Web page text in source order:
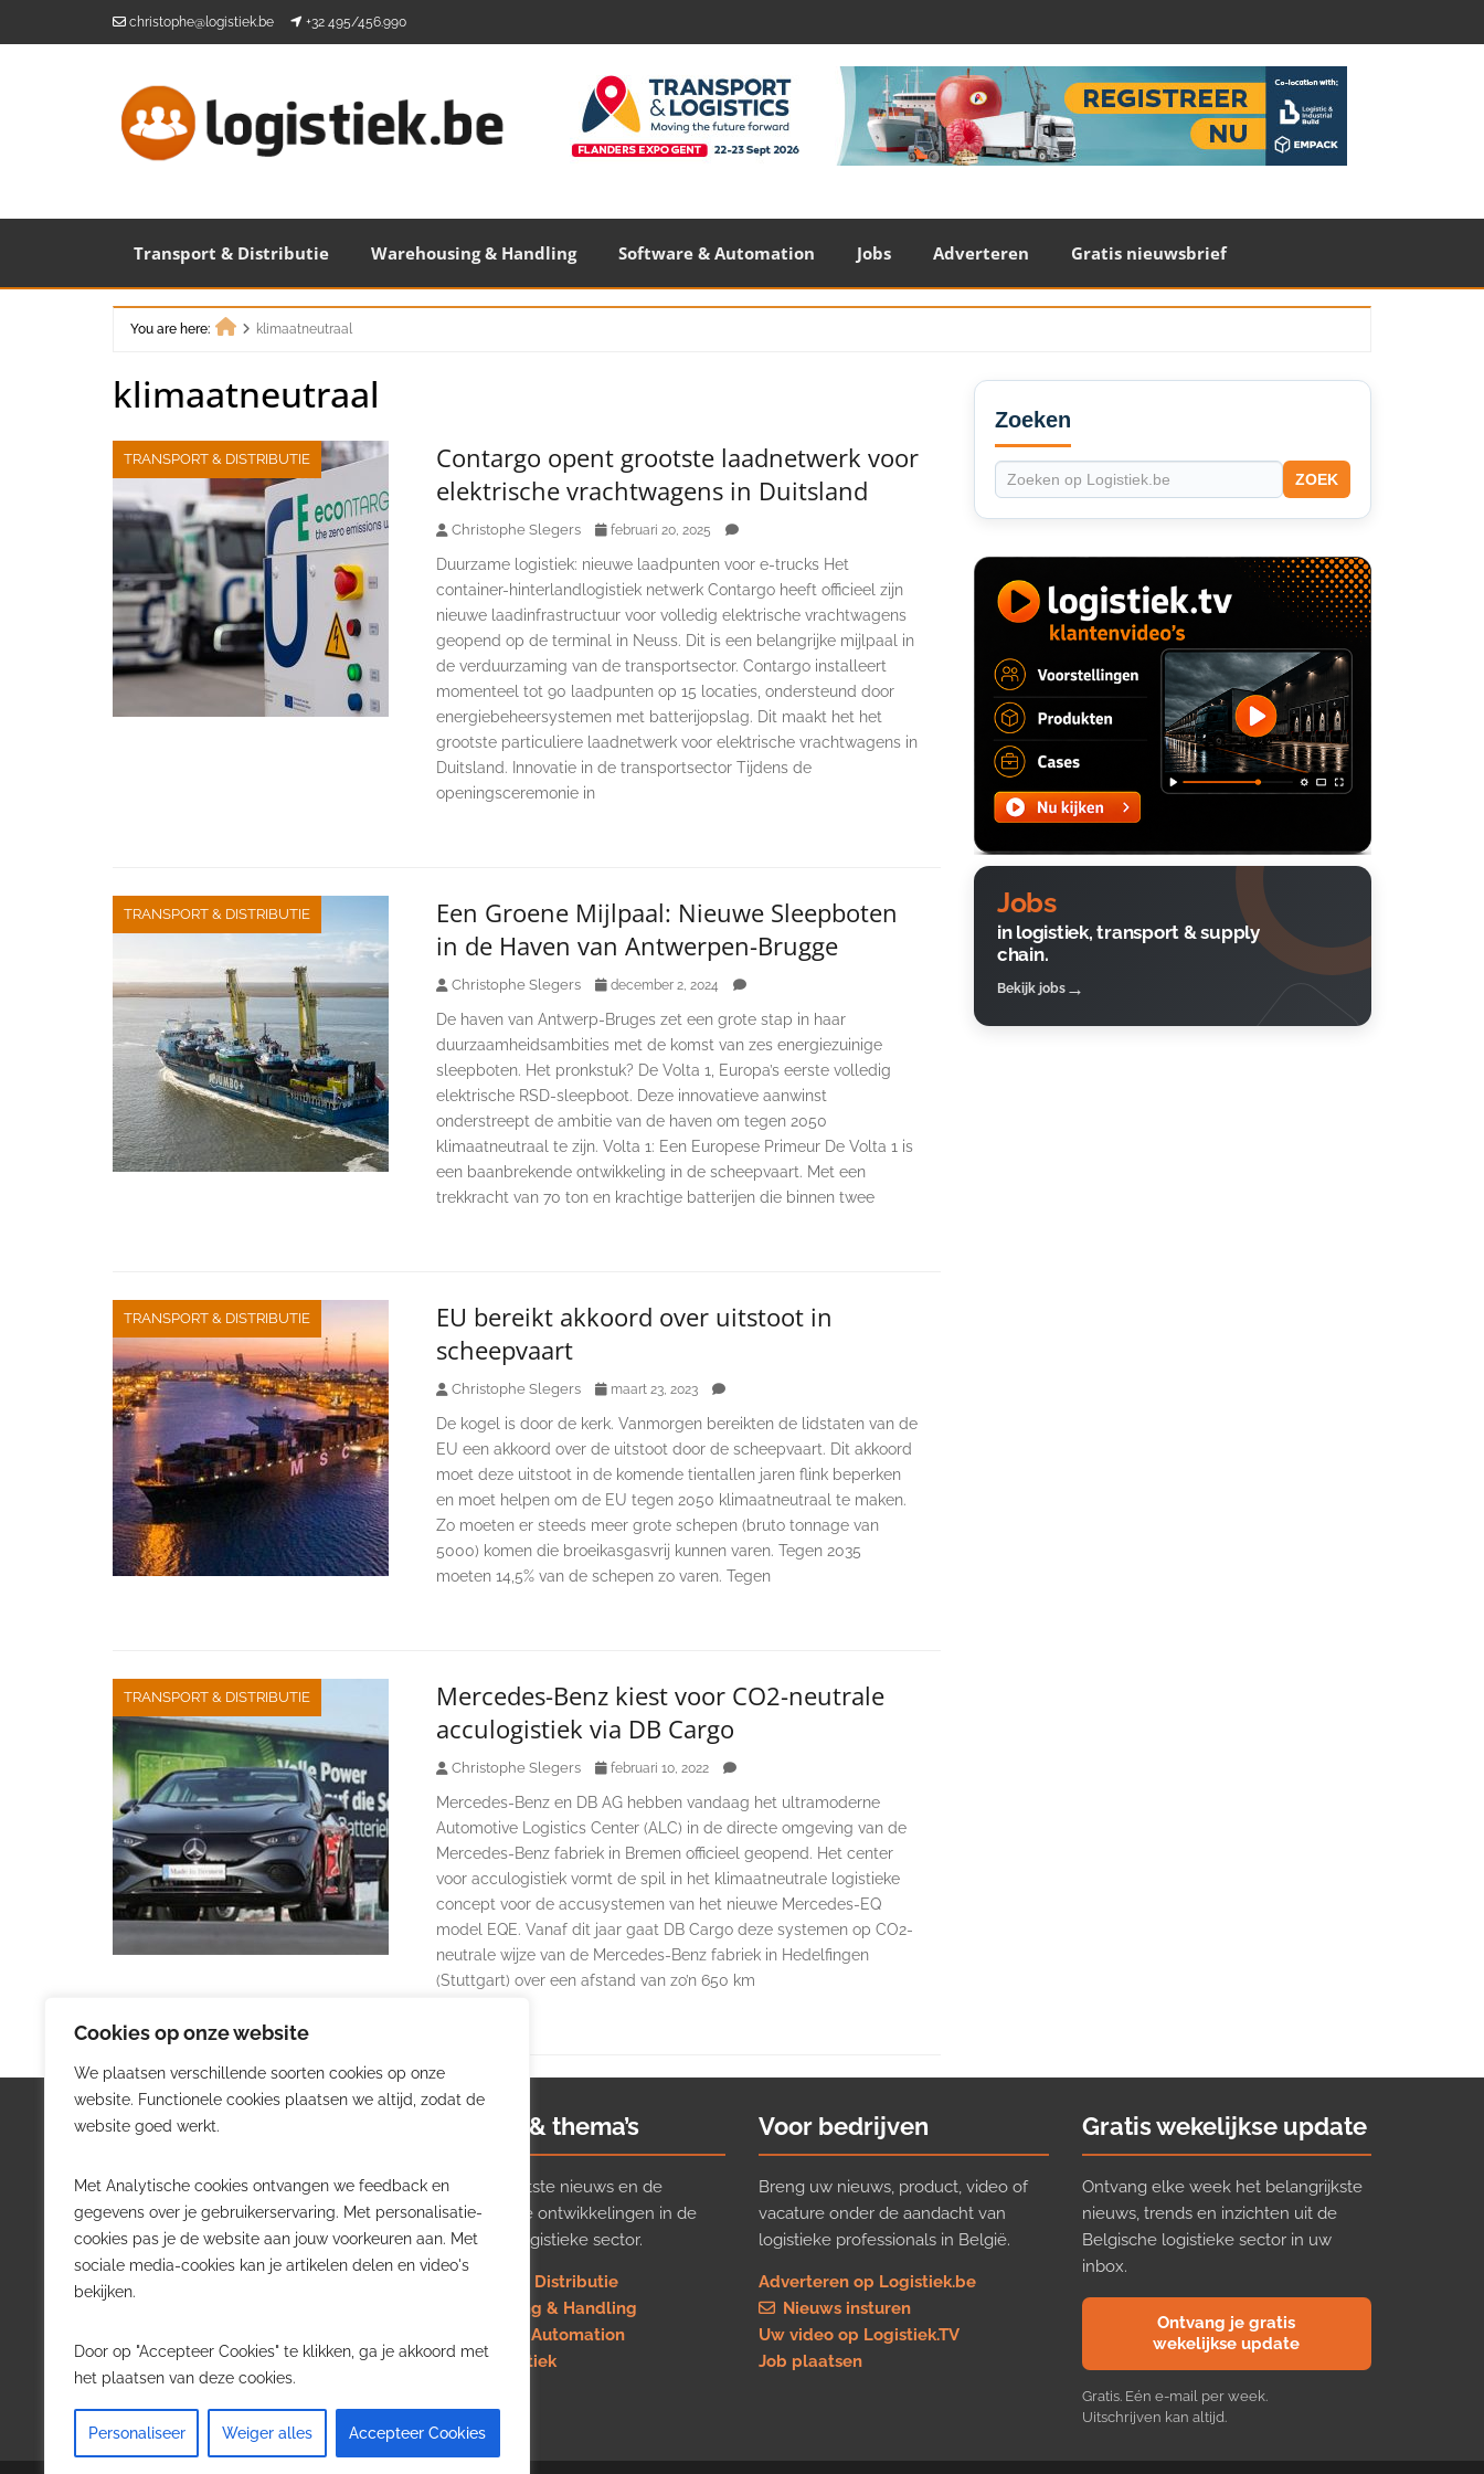
Cookies op onze website
We plaatsen verschillende soorten cookies op onze
website. Functionele cookies plaatsen we altijd, zodat de
website goed werkt.
Met Analytische cookies ontvangen we feedback en
gegevens over je gebruikerservaring. Met personalisatie-
cookies pas je de website aan jouw voorkeuren aan. Met
sociale media-cookies kan je artikelen delen en video's
bekijken.
Door op "Accepteer Cookies" te klikken, ga je akkoord met
het plaatsen van deze cookies.
Personaliseer Weiger alles Accepteer Cookies
christophe@logistiek.be +32 495/456.990
Transport & Distributie Warehousing & Handling Software & Automation Jobs Adverteren Gratis nieuwsbrief
You are here:
klimaatneutraal
klimaatneutraal
TRANSPORT & DISTRIBUTIE
Contargo opent grootste laadnetwerk voor
elektrische vrachtwagens in Duitsland
Christophe Slegers februari 20, 2025
Duurzame logistiek: nieuwe laadpunten voor e-trucks Het
container-hinterlandlogistiek netwerk Contargo heeft officieel zijn
nieuwe laadinfrastructuur voor volledig elektrische vrachtwagens
geopend op de terminal in Neuss. Dit is een belangrijke mijlpaal in
de verduurzaming van de transportsector. Contargo installeert
momenteel tot 90 laadpunten op 15 locaties, ondersteund door
energiebeheersystemen met batterijopslag. Dit maakt het het
grootste particuliere laadnetwerk voor elektrische vrachtwagens in
Duitsland. Innovatie in de transportsector Tijdens de
openingsceremonie in
TRANSPORT & DISTRIBUTIE
Een Groene Mijlpaal: Nieuwe Sleepboten
in de Haven van Antwerpen-Brugge
Christophe Slegers december 2, 2024
De haven van Antwerp-Bruges zet een grote stap in haar
duurzaamheidsambities met de komst van zes energiezuinige
sleepboten. Het pronkstuk? De Volta 1, Europa’s eerste volledig
elektrische RSD-sleepboot. Deze innovatieve aanwinst
onderstreept de ambitie van de haven om tegen 2050
klimaatneutraal te zijn. Volta 1: Een Europese Primeur De Volta 1 is
een baanbrekende ontwikkeling in de scheepvaart. Met een
trekkracht van 70 ton en krachtige batterijen die binnen twee
TRANSPORT & DISTRIBUTIE
EU bereikt akkoord over uitstoot in
scheepvaart
Christophe Slegers maart 23, 2023
De kogel is door de kerk. Vanmorgen bereikten de lidstaten van de
EU een akkoord over de uitstoot door de scheepvaart. Dit akkoord
moet deze uitstoot in de komende tientallen jaren flink beperken
en moet helpen om de EU tegen 2050 klimaatneutraal te maken.
Zo moeten er steeds meer grote schepen (bruto tonnage van
5000) komen die broeikasgasvrij kunnen varen. Tegen 2035
moeten 14,5% van de schepen zo varen. Tegen
TRANSPORT & DISTRIBUTIE
Mercedes-Benz kiest voor CO2-neutrale
acculogistiek via DB Cargo
Christophe Slegers februari 10, 2022
Mercedes-Benz en DB AG hebben vandaag het ultramoderne
Automotive Logistics Center (ALC) in de directe omgeving van de
Mercedes-Benz fabriek in Bremen officieel geopend. Het center
voor acculogistiek vormt de spil in het klimaatneutrale logistieke
concept voor de accusystemen van het nieuwe Mercedes-EQ
model EQE. Vanaf dit jaar gaat DB Cargo deze systemen op CO2-
neutrale wijze van de Mercedes-Benz fabriek in Hedelfingen
(Stuttgart) over een afstand van zo’n 650 km
Secondary
Sidebar
Zoeken
ZOEK
Jobs
in logistiek, transport & supply
chain.
Bekijk jobs
Logistiek.be
Logistiek.be brengt dagelijks nieuws,
trends en praktijkverhalen over
transport, warehousing, supply chain
en automatisering in België.
willen volgen.
Nieuws & thema’s
Volg het laatste nieuws en de
belangrijkste ontwikkelingen in de
Belgische logistieke sector.
Transport & Distributie
Warehousing & Handling
Software & Automation
Job in logistiek
Voor bedrijven
Breng uw nieuws, product, video of
vacature onder de aandacht van
logistieke professionals in België.
Adverteren op Logistiek.be
Nieuws insturen
Uw video op Logistiek.TV
Job plaatsen
Gratis wekelijkse update
Ontvang elke week het belangrijkste
nieuws, trends en inzichten uit de
Belgische logistieke sector in uw
inbox.
Ontvang je gratis
wekelijkse update
Gratis. Eén e-mail per week.
Uitschrijven kan altijd.